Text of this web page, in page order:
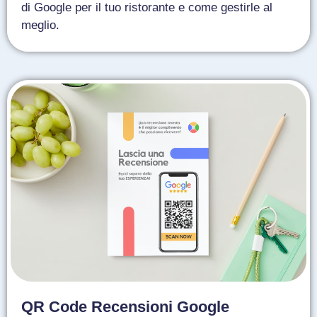
di Google per il tuo ristorante e come gestirle al
meglio.
QR Code Recensioni Google